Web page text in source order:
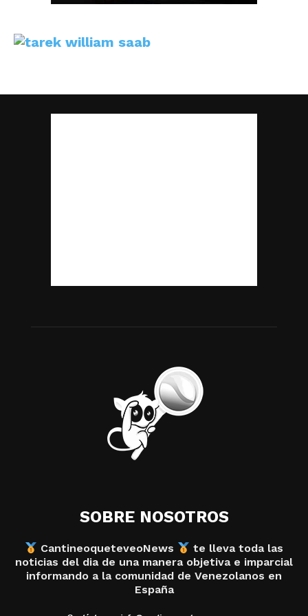
SOBRE NOSOTROS
CantineoqueteveoNews
te lleva toda las
noticias del dia de una manera objetiva e imparcial
informando a la comunidad de Venezolanos en
España